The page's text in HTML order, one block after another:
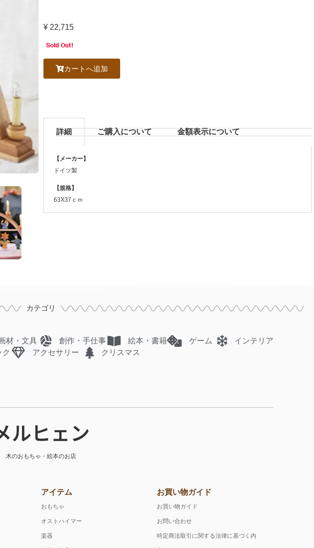
¥ 22,715
カートへ追加
詳細 ご購入について ⾦額表⽰について
【メーカー】
ドイツ製
【規格】
63X37ｃｍ
カテゴリ
材・文具 創作・手仕事 絵本・書籍 ゲーム
インテリア
アクセサリー クリスマス
ルヒェン
木のおもちゃ・絵本のお店
アイテム
おもちゃ
オストハイマー
楽器
お買い物ガイド
お買い物ガイド
お問い合わせ
特定商法取引に関する法律に基づく内